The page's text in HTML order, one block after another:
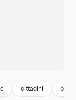
cittadini